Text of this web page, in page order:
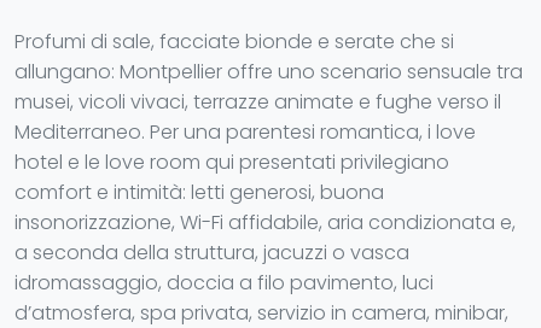
Profumi di sale, facciate bionde e serate che si
allungano: Montpellier offre uno scenario sensuale tra
musei, vicoli vivaci, terrazze animate e fughe verso il
Mediterraneo. Per una parentesi romantica, i love
hotel e le love room qui presentati privilegiano
comfort e intimità: letti generosi, buona
insonorizzazione, Wi-Fi affidabile, aria condizionata e,
a seconda della struttura, jacuzzi o vasca
idromassaggio, doccia a filo pavimento, luci
d’atmosfera, spa privata, servizio in camera, minibar,